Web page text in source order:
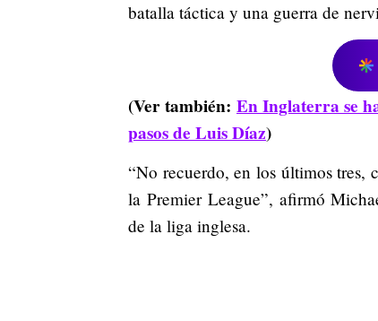
batalla táctica y una guerra de
(Ver también: En Inglaterra se
pasos de Luis Díaz)
“No recuerdo, en los últimos tres,
la Premier League”, afirmó
de la liga inglesa.